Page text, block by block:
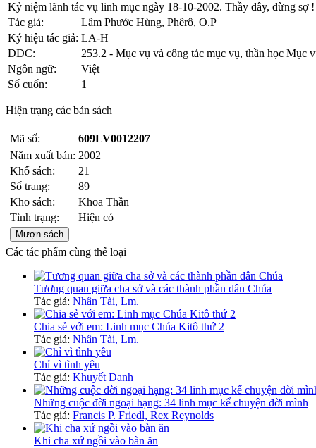
Kỷ niệm lãnh tác vụ linh mục ngày 18-10-2002. Thầy đây, đừng sợ
Tác giả:
Lâm Phước Hùng, Phêrô, O.P
Ký hiệu tác giả: LA-H
DDC:
253.2 - Mục vụ và công tác mục vụ, thần học Mục
Ngôn ngữ:
Việt
Số cuốn:
1
Hiện trạng các bản sách
Mã số:
609LV0012207
Năm xuất bản: 2002
Khổ sách:
21
Số trang:
89
Kho sách:
Khoa Thần
Tình trạng:
Hiện có
Mượn sách
Các tác phẩm cùng thể loại
Tương quan giữa cha sở và các thành phần dân Chúa
Tác giả: Nhân Tài, Lm.
Chia sẻ với em: Linh mục Chúa Kitô thứ 2
Tác giả: Nhân Tài, Lm.
Chỉ vì tình yêu
Tác giả: Khuyết Danh
Những cuộc đời ngoại hạng: 34 linh mục kể chuyện đời mình
Tác giả: Francis P. Friedl, Rex Reynolds
Khi cha xứ ngồi vào bàn ăn